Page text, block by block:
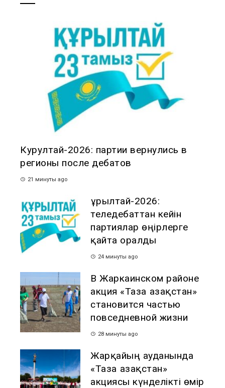
Курултай-2026: партии вернулись в
регионы после дебатов
21 минуты ago
Құрылтай-2026:
теледебаттан кейін
партиялар өңірлерге
қайта оралды
24 минуты ago
В Жаркаинском районе
акция «Таза Қазақстан»
становится частью
повседневной жизни
28 минуты ago
Жарқайың ауданында
«Таза Қазақстан»
акциясы күнделікті өмір